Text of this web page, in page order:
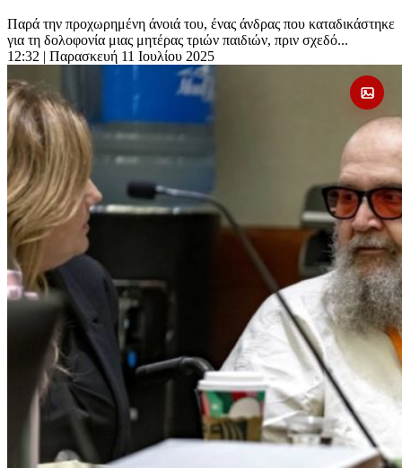
Παρά την προχωρημένη άνοιά του, ένας άνδρας που καταδικάστηκε
για τη δολοφονία μιας μητέρας τριών παιδιών, πριν σχεδό...
12:32 | Παρασκευή 11 Ιουλίου 2025